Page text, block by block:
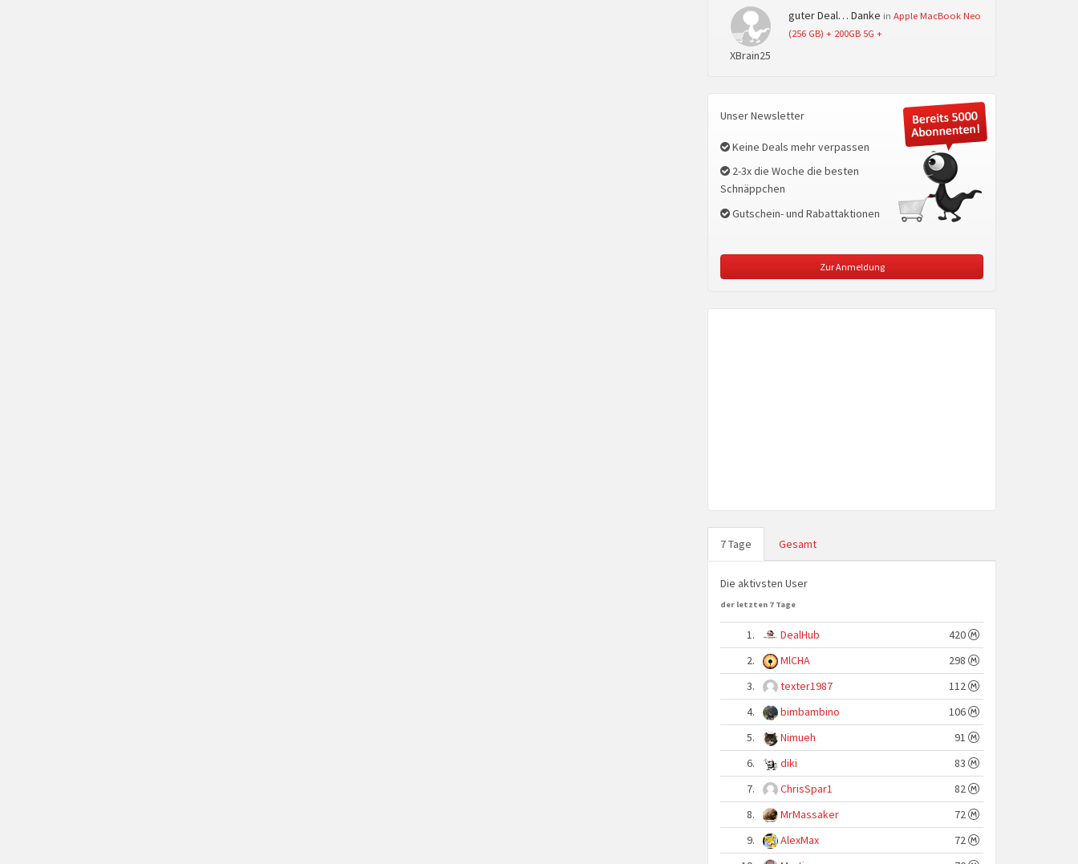
XBrain25
guter Deal… Danke in Apple MacBook Neo
(256 GB) + 200GB 5G +
Unser Newsletter
Keine Deals mehr verpassen
2-3x die Woche die besten
Schnäppchen
Gutschein- und Rabattaktionen
Zur Anmeldung
7 Tage Gesamt
Die aktivsten User
der letzten 7 Tage
1. DealHub
420
2.
MlCHA
298
3.
texter1987
112
4.
bimbambino
106
5.
Nimueh
91
6.
diki
83
7.
ChrisSpar1
82
8.
MrMassaker
72
9.
AlexMax
72